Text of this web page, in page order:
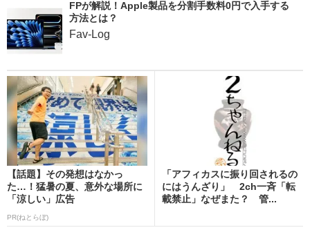
FPが解説！Apple製品を分割手数料0円で入手する
方法とは？
Fav-Log
【話題】その発想はなかっ
た…！猛暑の夏、意外な場所に
「涼しい」広告
PR(ねとらぼ)
「アフィカスに振り回されるの
にはうんざり」 2ch一斉「転
載禁止」なぜまた？ 管...